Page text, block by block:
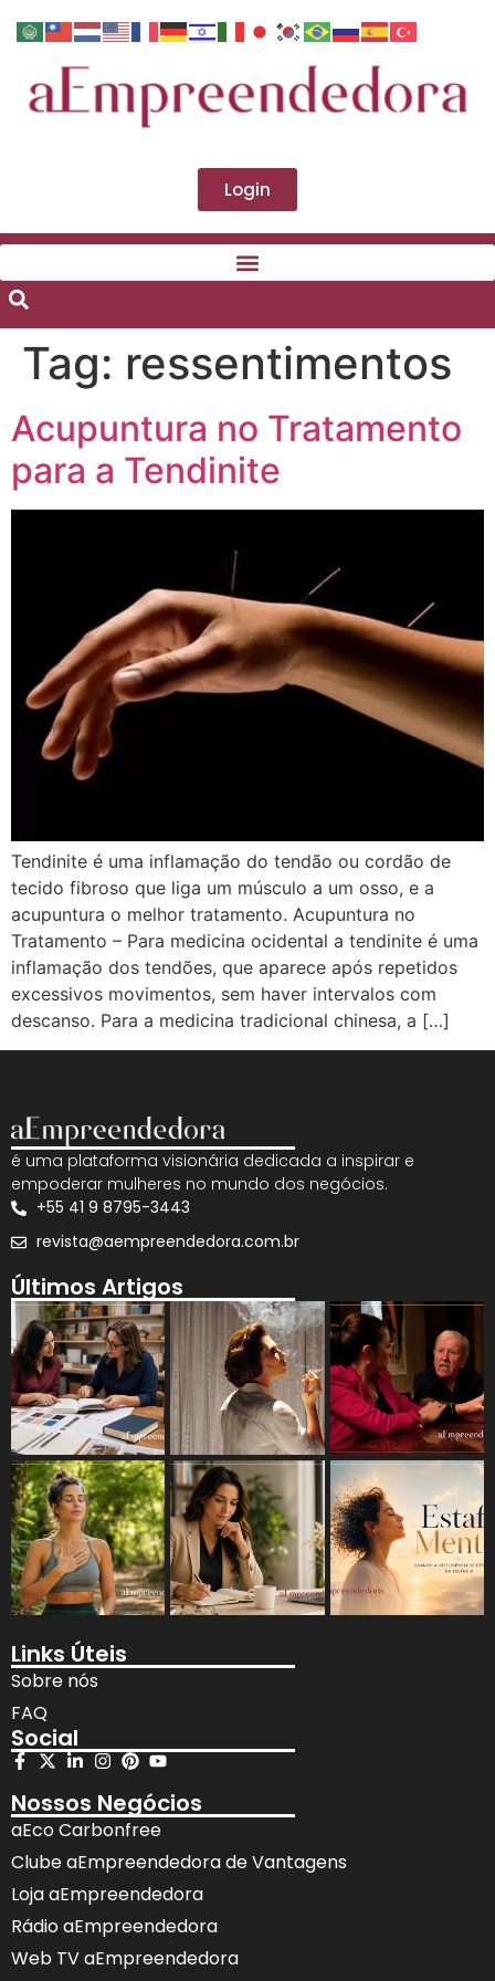
Login
Tag: ressentimentos
Acupuntura no Tratamento
para a Tendinite
Tendinite é uma inflamação do tendão ou cordão de
tecido fibroso que liga um músculo a um osso, e a
acupuntura o melhor tratamento. Acupuntura no
Tratamento – Para medicina ocidental a tendinite é uma
inflamação dos tendões, que aparece após repetidos
excessivos movimentos, sem haver intervalos com
descanso. Para a medicina tradicional chinesa, a […]
é uma plataforma visionária dedicada a inspirar e
empoderar mulheres no mundo dos negócios.
+55 41 9 8795-3443
revista@aempreendedora.com.br
Últimos Artigos
Links Úteis
Sobre nós
FAQ
Social
Nossos Negócios
aEco Carbonfree
Clube aEmpreendedora de Vantagens
Loja aEmpreendedora
Rádio aEmpreendedora
Web TV aEmpreendedora